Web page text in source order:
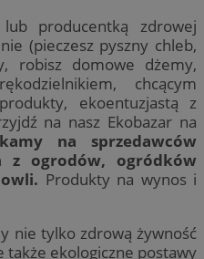
producentką zdrowej
(pieczesz pyszny chleb,
robisz domowe dżemy,
chcącym
ekoentuzjastą z
na nasz Ekobazar na
na sprzedawców
z ogrodów, ogródków
Produkty na wynos i
nie tylko zdrową żywność
ekologiczne postawy